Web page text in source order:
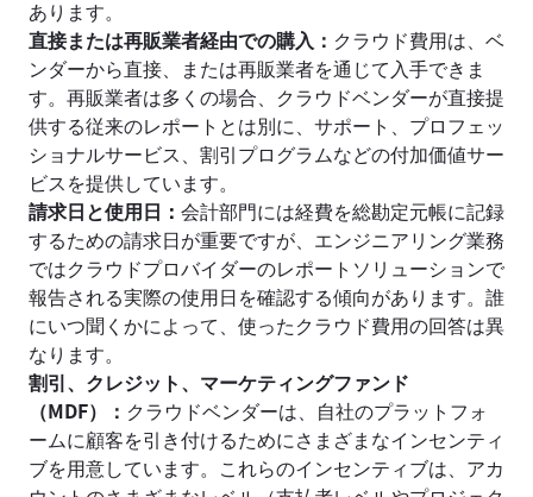
あります。
直接または再販業者経由での購入： クラウド費用は、ベ
ンダーから直接、または再販業者を通じて入手できま
す。再販業者は多くの場合、クラウドベンダーが直接提
供する従来のレポートとは別に、サポート、プロフェッ
ショナルサービス、割引プログラムなどの付加価値サー
ビスを提供しています。
請求日と使用日 ： 会計部門には経費を総勘定元帳に記録
するための請求日が重要ですが、エンジニアリング業務
ではクラウドプロバイダーのレポートソリューションで
報告される実際の使用日を確認する傾向があります。誰
にいつ聞くかによって、使ったクラウド費用の回答は異
なります。
割引、クレジット、マーケティングファンド
（MDF）： クラウドベンダーは、自社のプラットフォ
ームに顧客を引き付けるためにさまざまなインセンティ
ブを用意しています。これらのインセンティブは、アカ